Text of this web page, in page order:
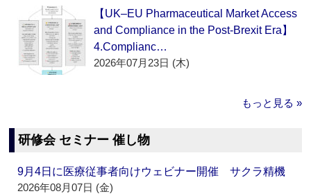
【UK–EU Pharmaceutical Market Access
and Compliance in the Post-Brexit Era】
4.Complianc…
2026年07月23日 (木)
もっと見る »
研修会 セミナー 催し物
9月4日に医療従事者向けウェビナー開催 サクラ精機
2026年08月07日 (金)